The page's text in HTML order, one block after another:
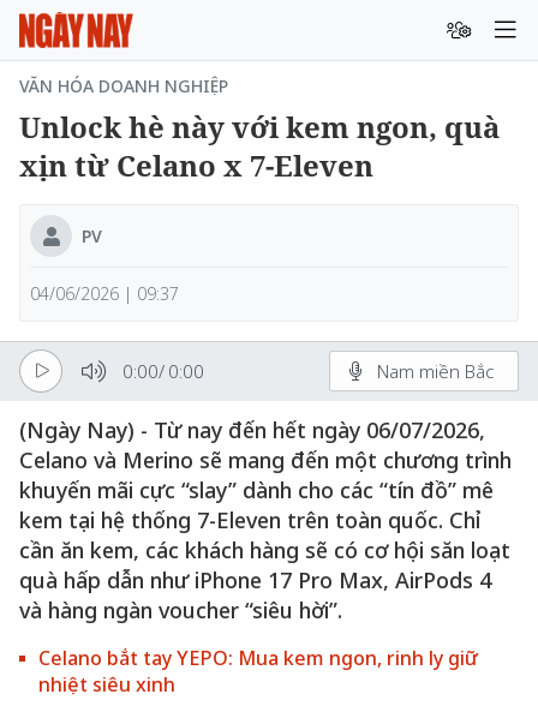
VĂN HÓA DOANH NGHIỆP
Unlock hè này với kem ngon, quà
xịn từ Celano x 7-Eleven
PV
04/06/2026 | 09:37
0:00/ 0:00 Nam miền Bắc
(Ngày Nay) - Từ nay đến hết ngày 06/07/2026,
Celano và Merino sẽ mang đến một chương trình
khuyến mãi cực “slay” dành cho các “tín đồ” mê
kem tại hệ thống 7-Eleven trên toàn quốc. Chỉ
cần ăn kem, các khách hàng sẽ có cơ hội săn loạt
quà hấp dẫn như iPhone 17 Pro Max, AirPods 4
và hàng ngàn voucher “siêu hời”.
Celano bắt tay YEPO: Mua kem ngon, rinh ly giữ
nhiệt siêu xinh